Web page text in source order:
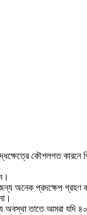
কৌশলগত
জন্য অনেক প্রদক্ষেপ গ্রহণ
অবস্থা তাতে আমরা যদি